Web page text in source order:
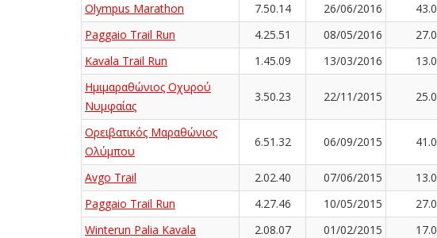
Olympus Marathon
7.50.14 26/06/2016 43.0
Paggaio Trail Run
4.25.51 08/05/2016 27.0
Kavala Trail Run
1.45.09 13/03/2016 13.0
Ημιμαραθώνιος Οχυρού
Νυμφαίας
3.50.23 22/11/2015 25.0
Ορειβατικός Μαραθώνιος
Ολύμπου
6.51.32 06/09/2015 41.0
Avgo Trail 2.02.40 07/06/2015 13.0
Paggaio Trail Run
4.27.46 10/05/2015 27.0
Winterun Palia Kavala
2.08.07 01/02/2015 17.0